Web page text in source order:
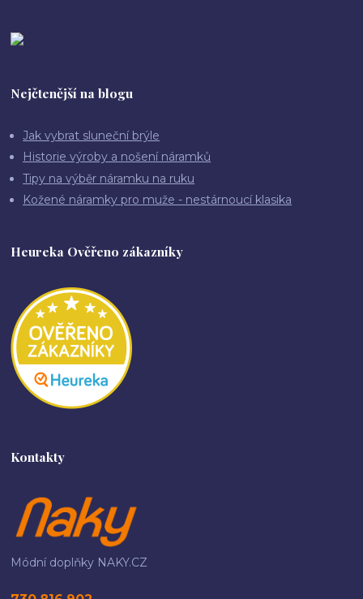
Nejčtenější na blogu
Jak vybrat sluneční brýle
Historie výroby a nošení náramků
Tipy na výběr náramku na ruku
Kožené náramky pro muže - nestárnoucí klasika
Heureka Ověřeno zákazníky
Kontakty
Módní doplňky NAKY.CZ